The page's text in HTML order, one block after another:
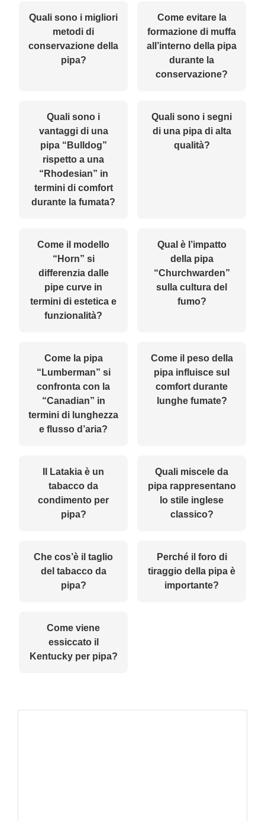
Quali sono i migliori
metodi di
conservazione della
pipa?
Come evitare la
formazione di muffa
all’interno della pipa
durante la
conservazione?
Quali sono i
vantaggi di una
pipa “Bulldog”
rispetto a una
“Rhodesian” in
termini di comfort
durante la fumata?
Quali sono i segni
di una pipa di alta
qualità?
Come il modello
“Horn” si
differenzia dalle
pipe curve in
termini di estetica e
funzionalità?
Qual è l’impatto
della pipa
“Churchwarden”
sulla cultura del
fumo?
Come la pipa
“Lumberman” si
confronta con la
“Canadian” in
termini di lunghezza
e flusso d’aria?
Come il peso della
pipa influisce sul
comfort durante
lunghe fumate?
Il Latakia è un
tabacco da
condimento per
pipa?
Quali miscele da
pipa rappresentano
lo stile inglese
classico?
Che cos’è il taglio
del tabacco da
pipa?
Perché il foro di
tiraggio della pipa è
importante?
Come viene
essiccato il
Kentucky per pipa?